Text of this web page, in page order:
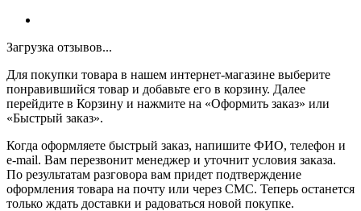
Загрузка отзывов...
Для покупки товара в нашем интернет-магазине выберите
понравившийся товар и добавьте его в корзину. Далее
перейдите в Корзину и нажмите на «Оформить заказ» или
«Быстрый заказ».
Когда оформляете быстрый заказ, напишите ФИО, телефон и
e-mail. Вам перезвонит менеджер и уточнит условия заказа.
По результатам разговора вам придет подтверждение
оформления товара на почту или через СМС. Теперь останется
только ждать доставки и радоваться новой покупке.